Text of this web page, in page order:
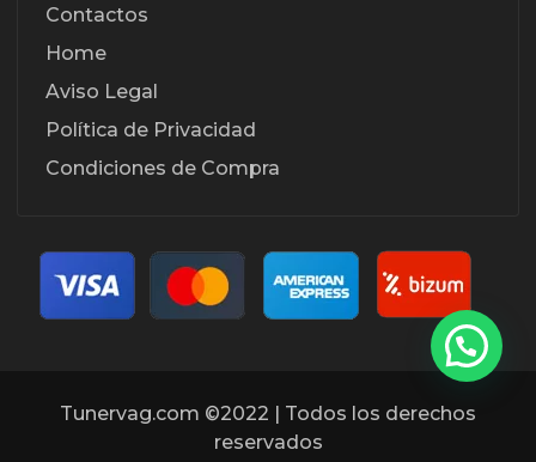
Contactos
Home
Aviso Legal
Política de Privacidad
Condiciones de Compra
Tunervag.com ©2022 | Todos los derechos
reservados